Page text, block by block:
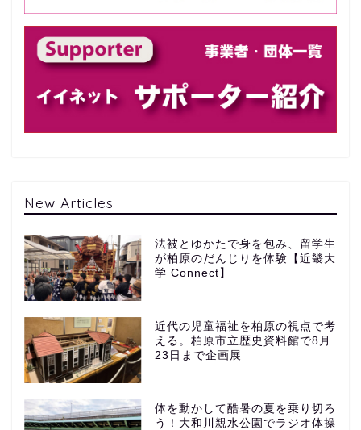
New Articles
法被とゆかたで身を包み、留学生
が柏原のだんじりを体験【近畿大
学 Connect】
近代の児童福祉を柏原の視点で考
える。柏原市立歴史資料館で8月
23日まで企画展
体を動かして酷暑の夏を乗り切ろ
う！大和川親水公園でラジオ体操